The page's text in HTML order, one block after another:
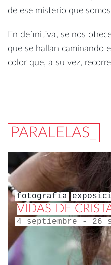
de ese misterio que
En definitiva, se nos
que se hallan caminando
color que, a su vez,
PARALELAS_
fotografía
VIDAS DE
4 septiembre - 26